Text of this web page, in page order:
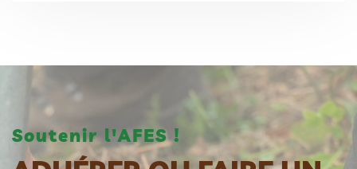
Soutenir l'AFES !